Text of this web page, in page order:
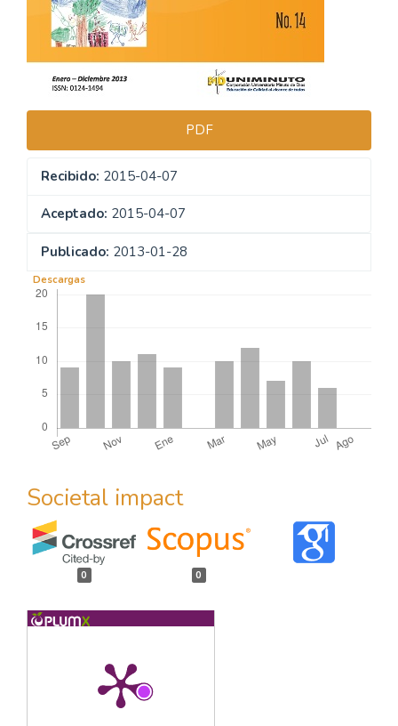
PDF
Recibido: 2015-04-07
Aceptado: 2015-04-07
Publicado: 2013-01-28
Descargas
Societal impact
0 0